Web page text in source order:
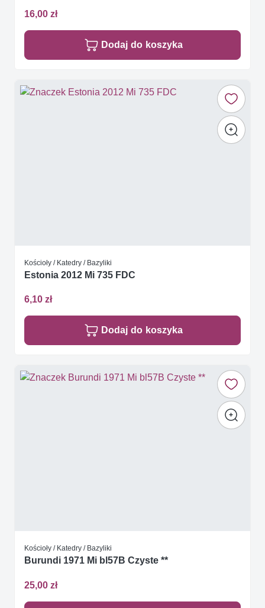
16,00 zł
Dodaj do koszyka
Kościoły / Katedry / Bazyliki
Estonia 2012 Mi 735 FDC
6,10 zł
Dodaj do koszyka
Kościoły / Katedry / Bazyliki
Burundi 1971 Mi bl57B Czyste **
25,00 zł